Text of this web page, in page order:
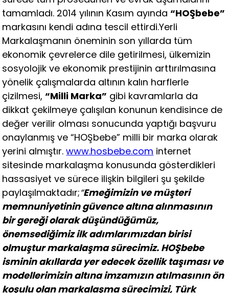
tamamladı. 2014 yılının Kasım ayında“HOŞbebe”
markasını kendi adına tescil ettirdi.Yerli
Markalaşmanın öneminin son yıllarda tüm
ekonomik çevrelerce dile getirilmesi, ülkemizin
sosyolojik ve ekonomik prestijinin arttırılmasına
yönelik çalışmalarda altının kalın harflerle
çizilmesi,“Milli Marka” gibi kavramlarla da
dikkat çekilmeye çalışılan konunun kendisince de
değer verilir olması sonucunda yaptığı başvuru
onaylanmış ve “HOŞbebe” milli bir marka olarak
yerini almıştır.www.hosbebe.com internet
sitesinde markalaşma konusunda gösterdikleri
hassasiyet ve sürece ilişkin bilgileri şu şekilde
paylaşılmaktadır;“Emeğimizin ve müşteri
memnuniyetinin güvence altına alınmasının
bir gereği olarak düşündüğümüz,
önemsediğimiz ilk adımlarımızdan birisi
olmuştur markalaşma sürecimiz. HOŞbebe
isminin akıllarda yer edecek özellik taşıması ve
modellerimizin altına imzamızın atılmasının ön
koşulu olan markalaşma sürecimizi, Türk